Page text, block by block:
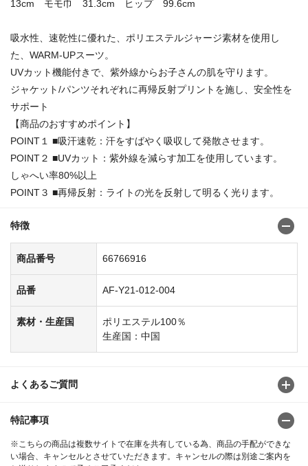
13cm モモ巾 31.3cm ヒップ 99.6cm
吸水性、速乾性に優れた、ポリエステルジャージ素材を使用し
た、WARM-UPスーツ。
UVカット機能付きで、紫外線からお子さんの肌を守ります。
ジャケット/パンツそれぞれに再帰反射プリントを施し、安全性を
サポート
【商品のおすすめポイント】
POINT１ ■吸汗速乾：汗をすばやく吸収して発散させます。
POINT２ ■UVカット：紫外線を減らす加工を使用しています。
しゃへい率80%以上
POINT３ ■再帰反射：ライトの光を反射して明るく光ります。
特徴
商品番号 66766916
品番 AF-Y21-012-004
素材・生産国
ポリエステル100％
生産国：中国
よくあるご質問
特記事項
※こちらの商品は複数サイトで在庫を共有している為、商品の手配ができな
い場合、キャンセルとさせていただきます。キャンセルの際は別途ご案内を